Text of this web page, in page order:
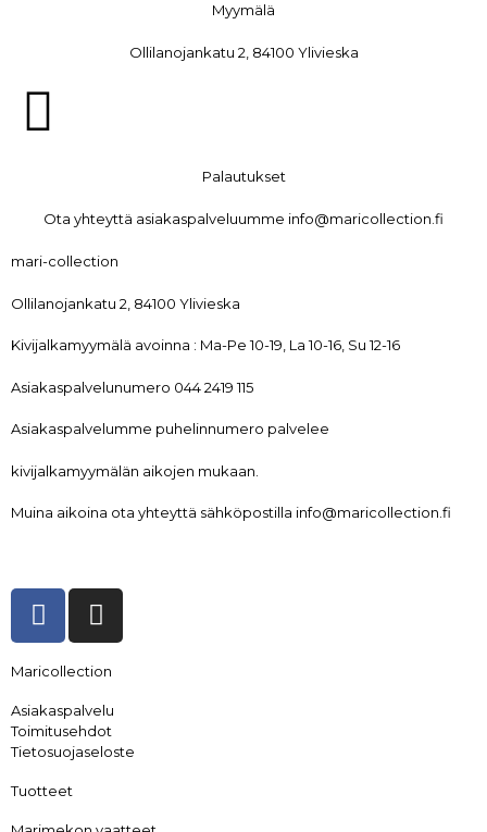
Myymälä
Ollilanojankatu 2, 84100 Ylivieska
Palautukset
Ota yhteyttä asiakaspalveluumme info@maricollection.fi
mari-collection
Ollilanojankatu 2, 84100 Ylivieska
Kivijalkamyymälä avoinna : Ma-Pe 10-19, La 10-16, Su 12-16
Asiakaspalvelunumero 044 2419 115
Asiakaspalvelumme puhelinnumero palvelee
kivijalkamyymälän aikojen mukaan.
Muina aikoina ota yhteyttä sähköpostilla info@maricollection.fi
Maricollection
Asiakaspalvelu
Toimitusehdot
Tietosuojaseloste
Tuotteet